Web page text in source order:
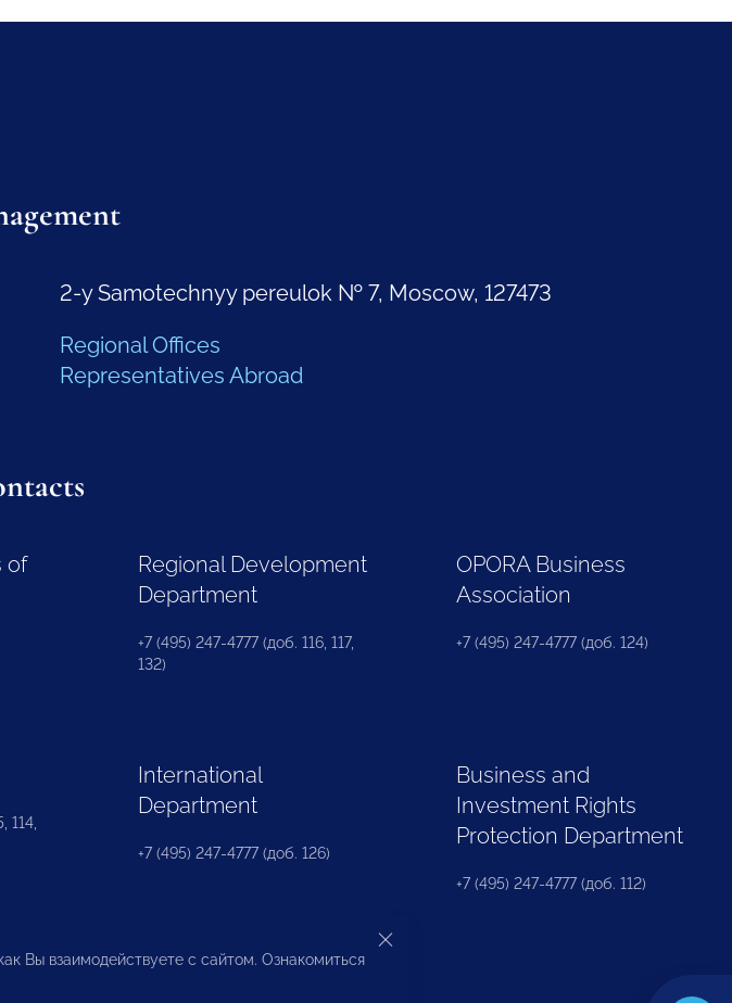
2-y Samotechnyy pereulok № 7, Moscow, 127473
Regional Offices
Representatives Abroad
of
Regional Development
Department
+7 (495) 247-4777 (доб. 116, 117,
132)
OPORA Business
Association
+7 (495) 247-4777 (доб. 124)
114,
International
Department
+7 (495) 247-4777 (доб. 126)
Business and
Investment Rights
Protection Department
+7 (495) 247-4777 (доб. 112)
Вы взаимодействуете с сайтом. Ознакомиться